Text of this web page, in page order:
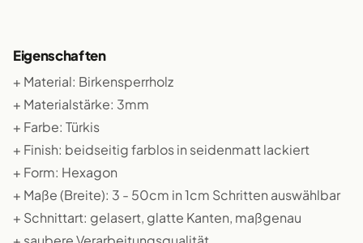
Eigenschaften
+ Material: Birkensperrholz
+ Materialstärke: 3mm
+ Farbe: Türkis
+ Finish: beidseitig farblos in seidenmatt lackiert
+ Form: Hexagon
+ Maße (Breite): 3 - 50cm in 1cm Schritten auswählbar
+ Schnittart: gelasert, glatte Kanten, maßgenau